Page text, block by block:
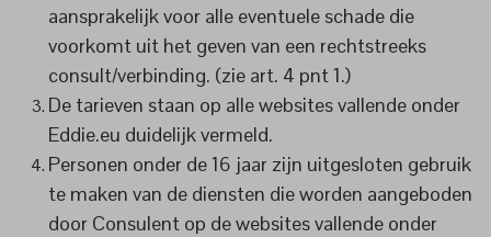
aansprakelijk voor alle eventuele schade die
voorkomt uit het geven van een rechtstreeks
consult/verbinding. (zie art. 4 pnt 1.)
De tarieven staan op alle websites vallende onder
Eddie.eu duidelijk vermeld.
Personen onder de 16 jaar zijn uitgesloten gebruik
te maken van de diensten die worden aangeboden
door Consulent op de websites vallende onder